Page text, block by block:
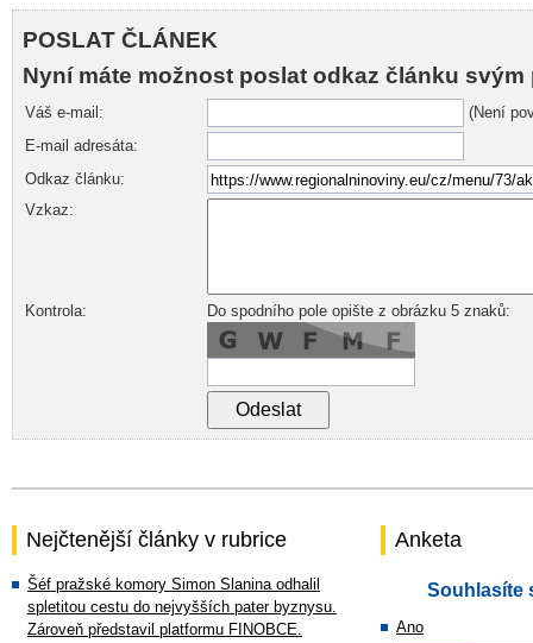
POSLAT ČLÁNEK
Nyní máte možnost poslat odkaz článku svým
Váš e-mail:
(Není
E-mail adresáta:
Odkaz článku:
Vzkaz:
Kontrola: Do spodního pole opište z obrázku 5 znaků:
Nejčtenější články v rubrice
Šéf pražské komory Simon Slanina odhalil
spletitou cestu do nejvyšších pater byznysu.
Zároveň představil platformu FINOBCE.
Anketa
Souhlasíte
Ano